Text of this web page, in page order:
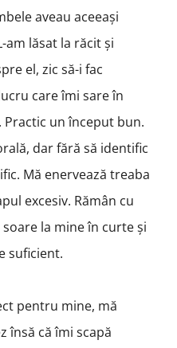
aveau aceeași
am lăsat la răcit și
el, zic să-i fac
care îmi sare în
un început bun.
dar fără să identific
Mă enervează treaba
excesiv. Rămân cu
la mine în curte și
suficient.
pentru mine, mă
însă că îmi scapă